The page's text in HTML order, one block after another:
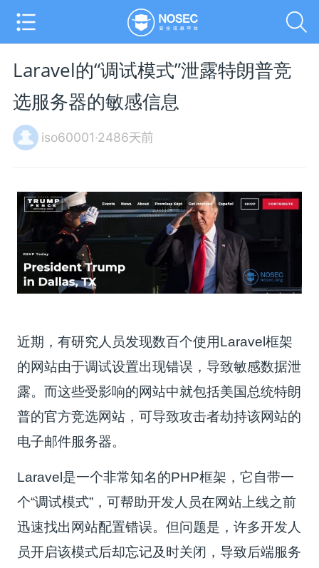
Laravel的“调试模式”泄露特朗普竞
选服务器的敏感信息
iso60001·2486天前
近期，有研究人员发现数百个使用Laravel框架
的网站由于调试设置出现错误，导致敏感数据泄
露。而这些受影响的网站中就包括美国总统特朗
普的官方竞选网站，可导致攻击者劫持该网站的
电子邮件服务器。
Laravel是一个非常知名的PHP框架，它自带一
个“调试模式”，可帮助开发人员在网站上线之前
迅速找出网站配置错误。但问题是，许多开发人
员开启该模式后却忘记及时关闭，导致后端服务